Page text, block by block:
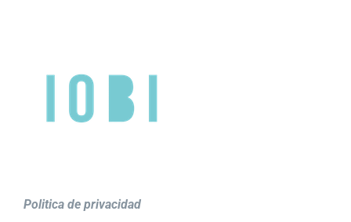
Politica de privacidad